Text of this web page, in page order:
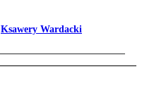
Ksawery Wardacki